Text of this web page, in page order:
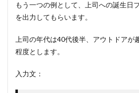
もう一つの例として、上司への誕生日
を出力してもらいます。
上司の年代は40代後半、アウトドアが
程度とします。
入力文：